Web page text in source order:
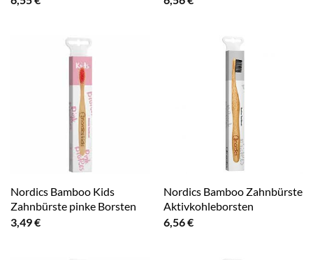
Nordics Bamboo Kids
Zahnbürste pinke Borsten
3,49€
Nordics Bamboo Zahnbürste
Aktivkohleborsten
6,56€